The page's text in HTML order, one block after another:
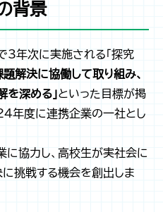
背景
3年次に実施される「探究
題解決に協働して取り組み、
深める」といった目標が掲
年度に連携企業の一社とし
協力し、高校生が実社会に
挑戦する機会を創出しま